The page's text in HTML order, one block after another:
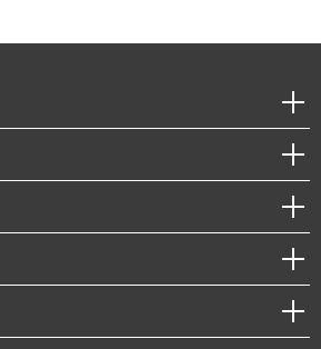
コンプライアンス）・防災（政策）